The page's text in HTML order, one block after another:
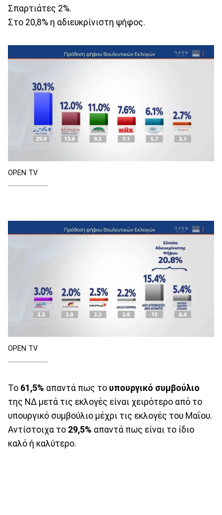
Σπαρτιάτες 2%.
Στο 20,8% η αδιευκρίνιστη ψήφος.
OPEN TV
OPEN TV
Το 61,5% απαντά πως το υπουργικό συμβούλιο
της ΝΔ μετά τις εκλογές είναι χειρότερο από το
υπουργικό συμβούλιο μέχρι τις εκλογές του Μαΐου.
Αντίστοιχα το 29,5% απαντά πως είναι το ίδιο
καλό ή καλύτερο.